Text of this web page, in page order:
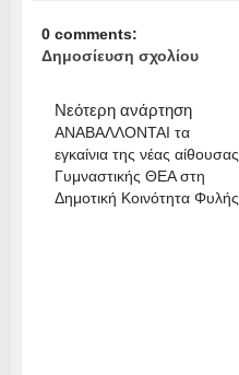
0 comments:
Δημοσίευση σχολίου
Νεότερη ανάρτηση
ΑΝΑΒΑΛΛΟΝΤΑΙ τα
εγκαίνια της νέας αίθουσας
Γυμναστικής ΘΕΑ στη
Δημοτική Κοινότητα Φυλής